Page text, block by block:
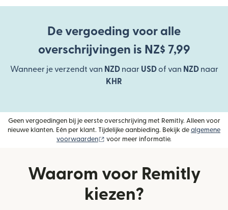
De vergoeding voor alle
overschrijvingen is NZ$ 7,99
Wanneer je verzendt van NZDnaar USDof van NZDnaar
KHR
Geen vergoedingen bij je eerste overschrijving met Remitly. Alleen voor
nieuwe klanten. Eén per klant. Tijdelijke aanbieding. Bekijk de algemene
voorwaarden
(wordt geopend in een nieuw venster)
voor meer informatie.
Waarom voor Remitly
kiezen?